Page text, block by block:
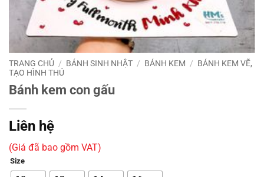
TRANG CHỦ / BÁNH SINH NHẬT / BÁNH KEM / BÁNH KEM VẼ,
TẠO HÌNH THÚ
Bánh kem con gấu
Liên hệ
(Giá đã bao gồm VAT)
Size